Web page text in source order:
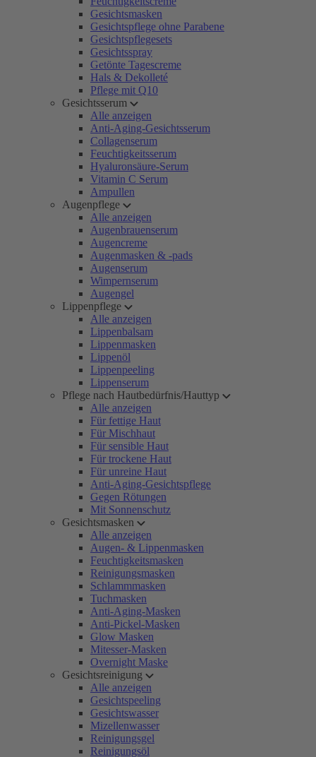
Gesichtsmasken
Gesichtspflege ohne Parabene
Gesichtspflegesets
Gesichtsspray
Getönte Tagescreme
Hals & Dekolleté
Pflege mit Q10
Gesichtsserum
Alle anzeigen
Anti-Aging-Gesichtsserum
Collagenserum
Feuchtigkeitsserum
Hyaluronsäure-Serum
Vitamin C Serum
Ampullen
Augenpflege
Alle anzeigen
Augenbrauenserum
Augencreme
Augenmasken & -pads
Augenserum
Wimpernserum
Augengel
Lippenpflege
Alle anzeigen
Lippenbalsam
Lippenmasken
Lippenöl
Lippenpeeling
Lippenserum
Pflege nach Hautbedürfnis/Hauttyp
Alle anzeigen
Für fettige Haut
Für Mischhaut
Für sensible Haut
Für trockene Haut
Für unreine Haut
Anti-Aging-Gesichtspflege
Gegen Rötungen
Mit Sonnenschutz
Gesichtsmasken
Alle anzeigen
Augen- & Lippenmasken
Feuchtigkeitsmasken
Reinigungsmasken
Schlammmasken
Tuchmasken
Anti-Aging-Masken
Anti-Pickel-Masken
Glow Masken
Mitesser-Masken
Overnight Maske
Gesichtsreinigung
Alle anzeigen
Gesichtspeeling
Gesichtswasser
Mizellenwasser
Reinigungsgel
Reinigungsöl